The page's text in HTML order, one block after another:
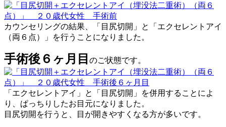
カウンセリングの結果、「目尻切開」と「エクセレントアイ
（両６点）」を行うことになりました。
手術後６ヶ月目 のご状態です。
「エクセレントアイ」と「目尻切開」を併用することによ
り、ぱっちりしたお目元になりました。
目尻切開を行うと、目が開きやすくなる方が多いです。